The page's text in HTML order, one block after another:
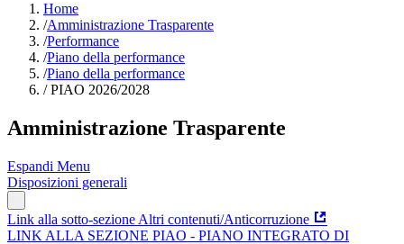
Home
/Amministrazione Trasparente
/Performance
/Piano della performance
/Piano della performance
/PIAO 2026/2028
Amministrazione Trasparente
Espandi Menu
Disposizioni generali
Link alla sotto-sezione Altri contenuti/Anticorruzione
LINK ALLA SEZIONE PIAO - PIANO INTEGRATO DI